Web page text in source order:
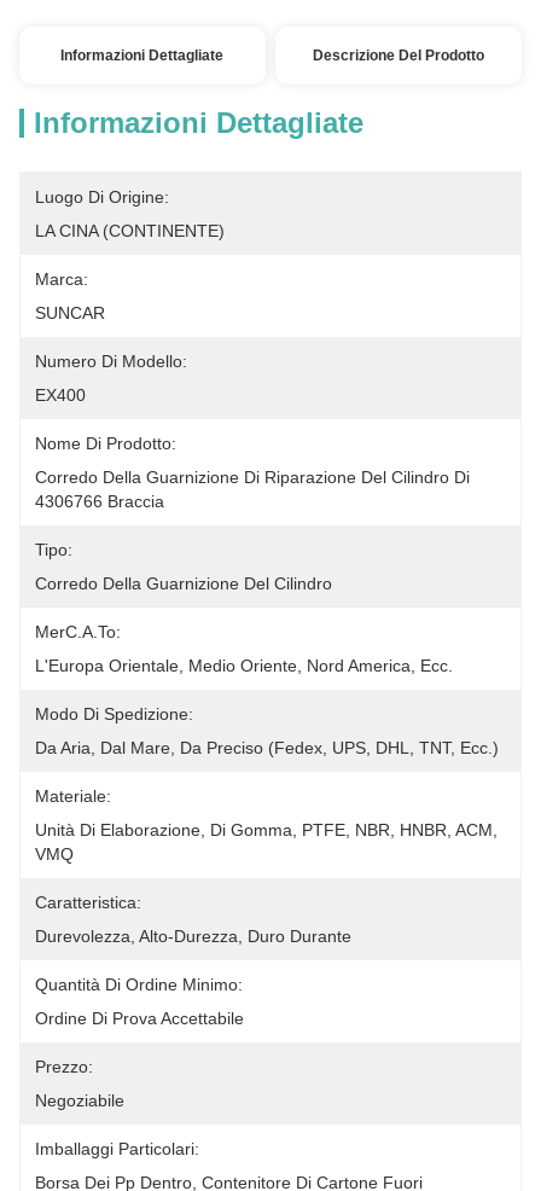
Informazioni Dettagliate Descrizione Del Prodotto
Informazioni Dettagliate
Luogo Di Origine:
LA CINA (CONTINENTE)
Marca:
SUNCAR
Numero Di Modello:
EX400
Nome Di Prodotto:
Corredo Della Guarnizione Di Riparazione Del Cilindro Di
4306766 Braccia
Tipo:
Corredo Della Guarnizione Del Cilindro
MerC.A.To:
L'Europa Orientale, Medio Oriente, Nord America, Ecc.
Modo Di Spedizione:
Da Aria, Dal Mare, Da Preciso (Fedex, UPS, DHL, TNT, Ecc.)
Materiale:
Unità Di Elaborazione, Di Gomma, PTFE, NBR, HNBR, ACM,
VMQ
Caratteristica:
Durevolezza, Alto-Durezza, Duro Durante
Quantità Di Ordine Minimo:
Ordine Di Prova Accettabile
Prezzo:
Negoziabile
Imballaggi Particolari:
Borsa Dei Pp Dentro, Contenitore Di Cartone Fuori